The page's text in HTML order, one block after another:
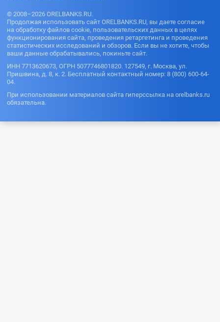
© 2008–2026 ORELBANKS.RU.
Продолжая использовать сайт ORELBANKS.RU, вы даете согласие
на обработку файлов cookie, пользовательских данных в целях
функционирования сайта, проведения ретаргетинга и проведения
статистических исследований и обзоров. Если вы не хотите, чтобы
ваши данные обрабатывались, покиньте сайт.
ИНН 7713620673, ОГРН 5077746801820. 127549, г. Москва, ул.
Пришвина, д. 8, к. 2. Бесплатный контактный номер: 8 (800) 600-64-
04.
При использовании материалов сайта гиперссылка на orelbanks.ru
обязательна.